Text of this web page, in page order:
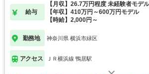
給与
【月収】26.7万円程度 未経験者モデ
【年収】410万円～600万円モデル
【時給】2,000円～
勤務地 神奈川県 横浜市緑区
アクセス ＪＲ横浜線 鴨居駅